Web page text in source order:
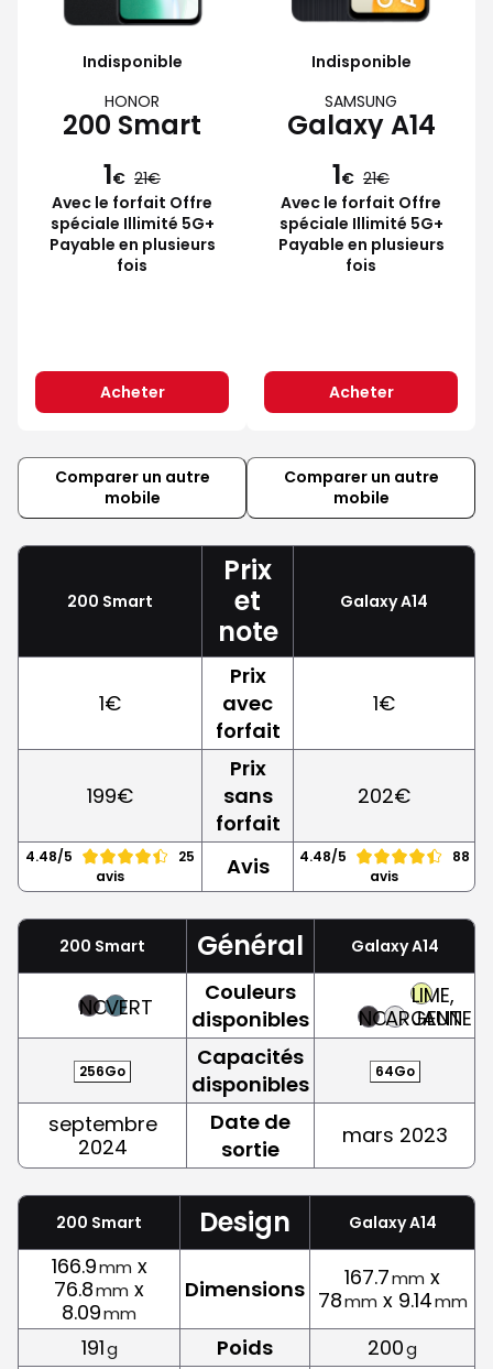
Indisponible
HONOR
200 Smart
1€ 21
Avec le forfait Offre
spéciale Illimité 5G+
Payable en plusieurs
fois
Acheter
Indisponible
SAMSUNG
Galaxy A14
1€ 21
Avec le forfait Offre
spéciale Illimité 5G+
Payable en plusieurs
fois
Acheter
Comparer un autre
mobile
Comparer un autre
mobile
200 Smart
Prix
et
note
Galaxy A14
1€
Prix
avec
forfait
1€
199€
Prix
sans
forfait
202€
4.48/5
25
avis
Avis 4.48/5
88
avis
200 Smart Général Galaxy A14
NOIRVERT
Couleurs
disponibles
NOIRARGENT
LIME,
JAUNE
256Go
Capacités
disponibles
64Go
septembre
2024
Date de
sortie
mars 2023
200 Smart Design Galaxy A14
166.9mm x
76.8mm x
8.09mm
Dimensions 167.7mm x
78mm x 9.14mm
191g Poids 200g